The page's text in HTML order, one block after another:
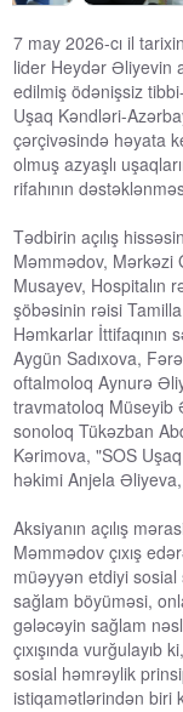
7 may 2026-cı il
lider Heydər Əliyevin
edilmiş ödənişsiz
Uşaq Kəndləri-
çərçivəsində həyata
olmuş azyaşlı
rifahının
Tədbirin açılış
Məmmədov, Mərkəzi
Musayev, Hospitalın
şöbəsinin rəisi
Həmkarlar
Aygün Sadıxova,
oftalmoloq Aynurə
travmatoloq Müseyib
sonoloq Tükəzban
Kərimova, "SOS
həkimi Anjela
Aksiyanın açılış
Məmmədov çıxış
müəyyən etdiyi
sağlam böyüməsi,
gələcəyin sağlam
çıxışında vurğulayıb
sosial həmrəylik
istiqamətlərindən biri